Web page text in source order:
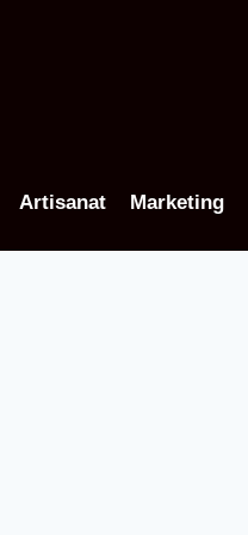
Artisanat Marketing